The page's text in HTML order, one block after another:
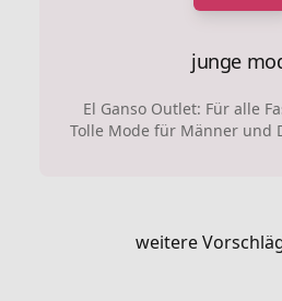
junge
El Ganso Outlet: Für alle
Tolle Mode für Männer und
weitere